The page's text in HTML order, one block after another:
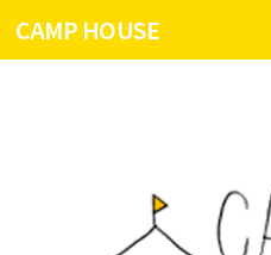
コンテンツへスキップ
CAMP HOUSE